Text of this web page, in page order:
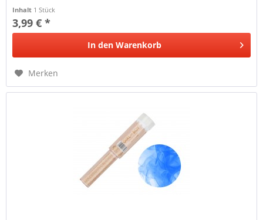
Inhalt 1 Stück
3,99 € *
In den Warenkorb
Merken